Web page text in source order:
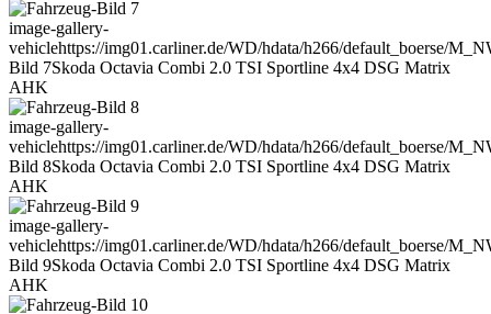
image-gallery-
vehiclehttps://img01.carliner.de/WD/hdata/h266/default_boerse/
Bild 7Skoda Octavia Combi 2.0 TSI Sportline 4x4 DSG Matrix
AHK
image-gallery-
vehiclehttps://img01.carliner.de/WD/hdata/h266/default_boerse/
Bild 8Skoda Octavia Combi 2.0 TSI Sportline 4x4 DSG Matrix
AHK
image-gallery-
vehiclehttps://img01.carliner.de/WD/hdata/h266/default_boerse/
Bild 9Skoda Octavia Combi 2.0 TSI Sportline 4x4 DSG Matrix
AHK